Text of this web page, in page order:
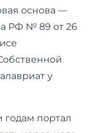
основа —
РФ № 89 от 26
у
портал